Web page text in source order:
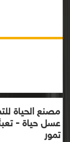
مصنع الحياة
عسل حياة -
تمور